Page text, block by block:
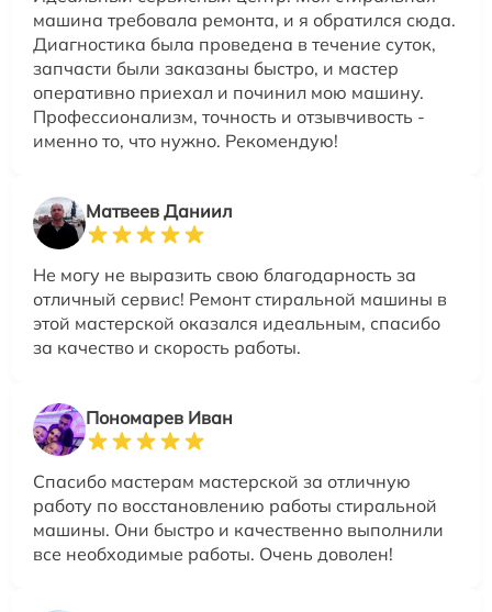
машина требовала ремонта, и я обратился сюда.
Диагностика была проведена в течение суток,
запчасти были заказаны быстро, и мастер
оперативно приехал и починил мою машину.
Профессионализм, точность и отзывчивость -
именно то, что нужно. Рекомендую!
Матвеев Даниил
Не могу не выразить свою благодарность за
отличный сервис! Ремонт стиральной машины в
этой мастерской оказался идеальным, спасибо
за качество и скорость работы.
Пономарев Иван
Спасибо мастерам мастерской за отличную
работу по восстановлению работы стиральной
машины. Они быстро и качественно выполнили
все необходимые работы. Очень доволен!